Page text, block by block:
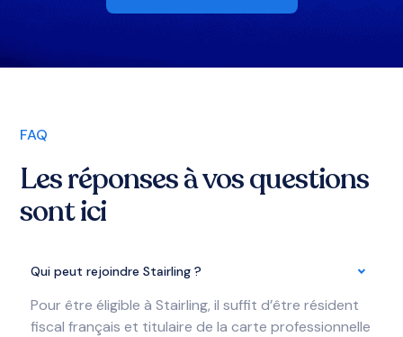
Qui peut rejoindre Stairling ?
Pour être éligible à Stairling, il suffit d’être résident
fiscal français et titulaire de la carte professionnelle
FAQ
Les réponses à vos questions
sont ici